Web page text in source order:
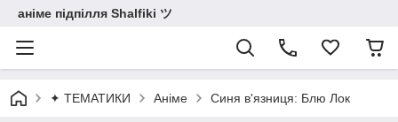
аніме підпілля Shalfiki ツ
✦ ТЕМАТИКИ Аніме Синя в'язниця: Блю Лок